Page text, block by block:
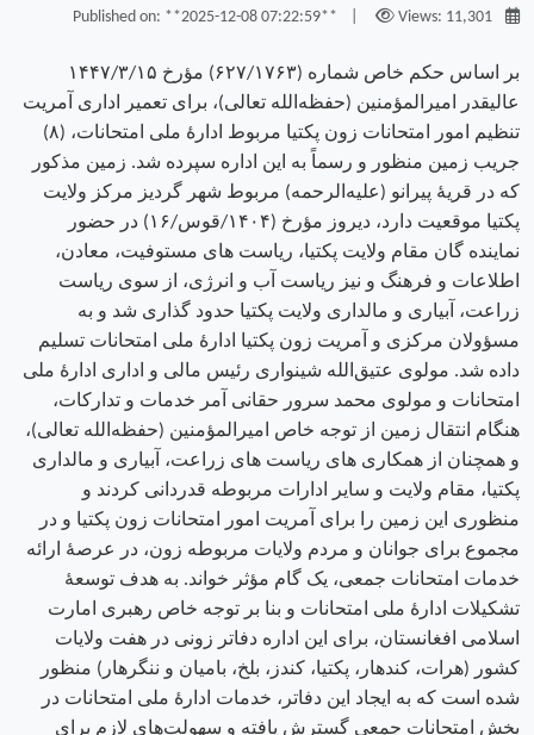
Views: 11,301
بر اساس حکم خاص شماره (۶۲۷/۱۷۶۳) مؤرخ ۱۴۴۷/۳/۱۵
عالیقدر امیرالمؤمنین (حفظه‌الله تعالی)، برای تعمیر اداری آمریت
تنظیم امور امتحانات زون پکتیا مربوط ادارهٔ ملی امتحانات، (۸)
جریب زمین منظور و رسماً به این اداره سپرده شد. زمین مذکور
که در قریهٔ پیرانو (علیه‌الرحمه) مربوط شهر گردیز مرکز ولایت
پکتیا موقعیت دارد، دیروز مؤرخ (۱۴۰۴/قوس/۱۶) در حضور
نماینده گان مقام ولایت پکتیا، ریاست های مستوفیت، معادن،
اطلاعات و فرهنگ و نیز ریاست آب و انرژی، از سوی ریاست
زراعت، آبیاری و مالداری ولایت پکتیا حدود گذاری شد و به
مسؤولان مرکزی و آمریت زون پکتیا ادارهٔ ملی امتحانات تسلیم
داده شد. مولوی عتیق‌الله شینواری رئیس مالی و اداری ادارهٔ ملی
امتحانات و مولوی محمد سرور حقانی آمر خدمات و تدارکات،
هنگام انتقال زمین از توجه خاص امیرالمؤمنین (حفظه‌الله تعالی)،
و همچنان از همکاری های ریاست های زراعت، آبیاری و مالداری
پکتیا، مقام ولایت و سایر ادارات مربوطه قدردانی کردند و
منظوری این زمین را برای آمریت امور امتحانات زون پکتیا و در
مجموع برای جوانان و مردم ولایات مربوطه زون، در عرصهٔ ارائه
خدمات امتحانات جمعی، یک گام مؤثر خواند. به هدف توسعهٔ
تشکیلات ادارهٔ ملی امتحانات و بنا بر توجه خاص رهبری امارت
اسلامی افغانستان، برای این اداره دفاتر زونی در هفت ولایات
کشور (هرات، کندهار، پکتیا، کندز، بلخ، بامیان و ننگرهار) منظور
شده است که به ایجاد این دفاتر، خدمات ادارهٔ ملی امتحانات در
بخش امتحانات جمعی گسترش یافته و سهولت‌های لازم برای